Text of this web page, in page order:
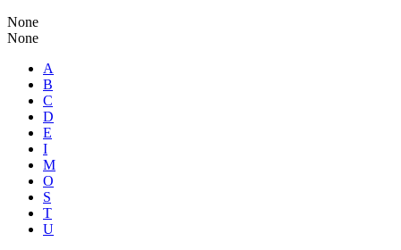
None
None
A
B
C
D
E
I
M
O
S
T
U